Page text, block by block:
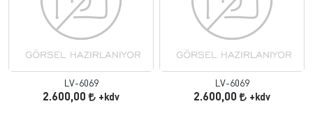
LV-6069
2.600,00 +kdv
LV-6069
2.600,00 +kdv